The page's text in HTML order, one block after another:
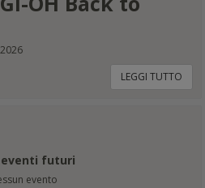
LEGGI TUTTO
futuri
evento